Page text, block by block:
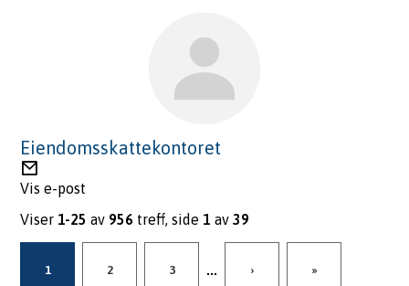
Eiendomsskattekontoret
post
Vis e-post
Viser 1-25 av 956 treff, side 1 av39
1 2 3 ... › »